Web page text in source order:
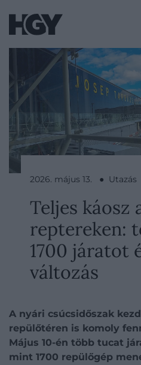
2026. május 13. ● Utazás
Teljes káosz
reptereken:
1700 járatot
változás
A nyári csúcsidőszak
repülőtéren is komoly
Május 10-én több tucat
mint 1700 repülőgép